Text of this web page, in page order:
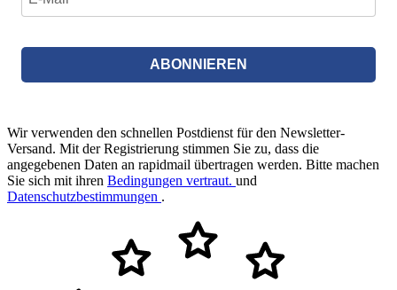
ABONNIEREN
Wir verwenden den schnellen Postdienst für den Newsletter-
Versand. Mit der Registrierung stimmen Sie zu, dass die
angegebenen Daten an rapidmail übertragen werden. Bitte machen
Sie sich mit ihren Bedingungen vertraut. und
Datenschutzbestimmungen .